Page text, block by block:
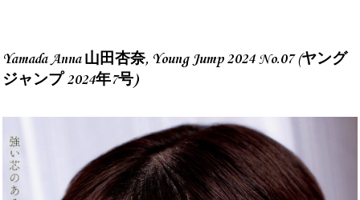
Yamada Anna 山田杏奈, Young Jump 2024 No.07 (ヤング
ジャンプ 2024年7号)